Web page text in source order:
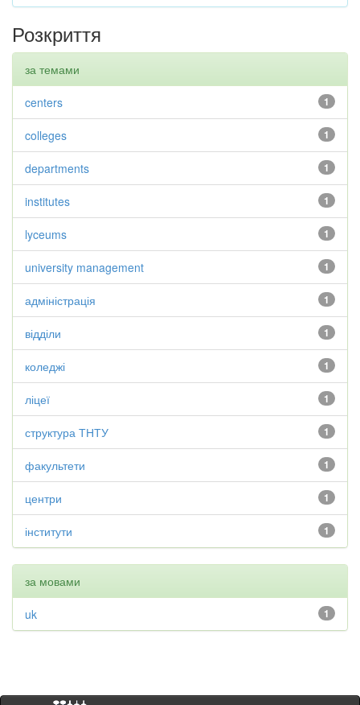
Розкриття
за темами
1
centers
1
colleges
1
departments
1
institutes
1
lyceums
1
university management
1
адміністрація
1
відділи
1
коледжі
1
ліцеї
1
структура ТНТУ
1
факультети
1
центри
1
інститути
за мовами
1
uk